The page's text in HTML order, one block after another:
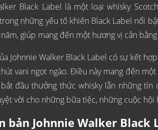
Black Label là một loại whisky
những yếu tố khiến Black Label nổi
giúp mang đến một hương vị cân
Johnnie Walker Black Label có sự kết
vani ngọt ngào. Điều này mang đến
đầu thưởng thức whisky lẫn những tín
vời cho những bữa tiệc, những cuộc
bản Johnnie Walker Black